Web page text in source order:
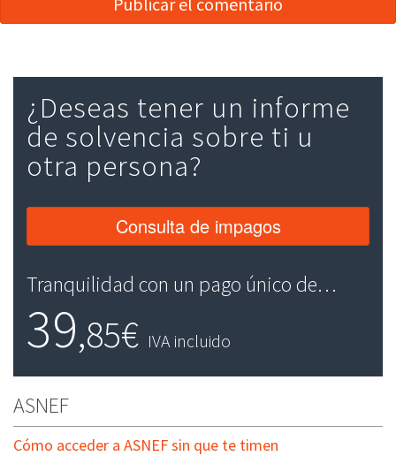
¿Deseas tener un informe
de solvencia sobre ti u
otra persona?
Consulta de impagos
Tranquilidad con un pago único de…
39,85€ IVA incluido
ASNEF
Cómo acceder a ASNEF sin que te timen